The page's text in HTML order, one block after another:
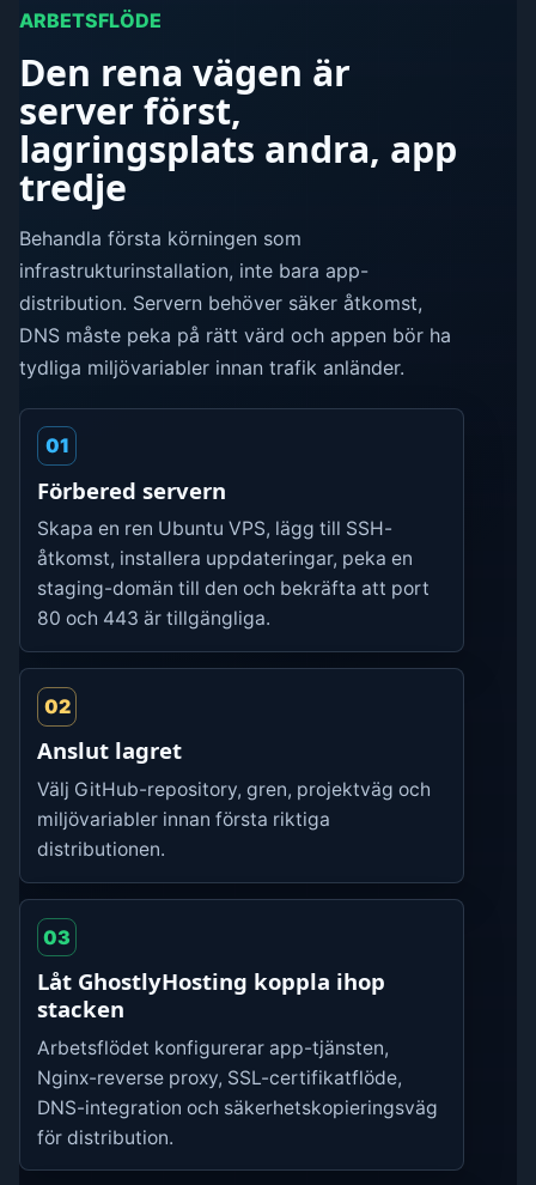
ARBETSFLÖDE
Den rena vägen är
server först,
lagringsplats andra, app
tredje
Behandla första körningen som
infrastrukturinstallation, inte bara app-
distribution. Servern behöver säker åtkomst,
DNS måste peka på rätt värd och appen bör ha
tydliga miljövariabler innan trafik anländer.
01
Förbered servern
Skapa en ren Ubuntu VPS, lägg till SSH-
åtkomst, installera uppdateringar, peka en
staging-domän till den och bekräfta att port
80 och 443 är tillgängliga.
02
Anslut lagret
Välj GitHub-repository, gren, projektväg och
miljövariabler innan första riktiga
distributionen.
03
Låt GhostlyHosting koppla ihop
stacken
Arbetsflödet konfigurerar app-tjänsten,
Nginx-reverse proxy, SSL-certifikatflöde,
DNS-integration och säkerhetskopieringsväg
för distribution.